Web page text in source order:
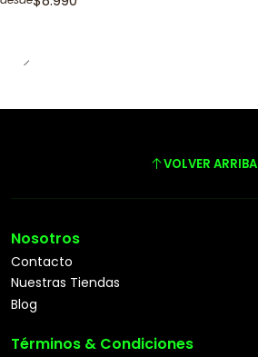
VOLVER ARRIBA
Nosotros
Contacto
Nuestras Tiendas
Blog
Términos & Condiciones